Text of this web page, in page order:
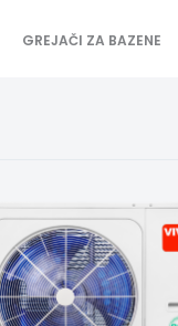
GREJAČI ZA BAZENE